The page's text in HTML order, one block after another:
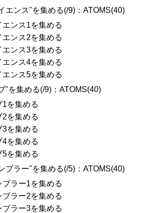
エンス"を集める(/9)：ATOMS(40)
エンス1を集める
エンス2を集める
エンス3を集める
エンス4を集める
エンス5を集める
"を集める(/9)：ATOMS(40)
1を集める
2を集める
3を集める
4を集める
5を集める
ブラー"を集める(/5)：ATOMS(40)
ラー1を集める
ラー2を集める
ラー3を集める